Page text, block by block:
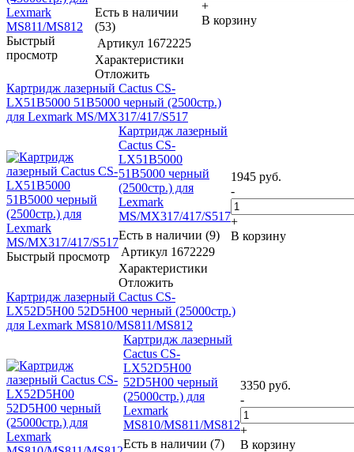
Быстрый
просмотр
Есть в наличии
(53)
Артикул 1672225
Характеристики
Отложить
+
В корзину
Картридж лазерный Cactus CS-
LX51B5000 51B5000 черный (2500стр.)
для Lexmark MS/MX317/417/S517
Быстрый просмотр
Картридж лазерный
Cactus CS-
LX51B5000
51B5000 черный
(2500стр.) для
Lexmark
MS/MX317/417/S517
Есть в наличии (9)
Артикул 1672229
Характеристики
Отложить
1945 руб.
-
+
В корзину
Картридж лазерный Cactus CS-
LX52D5H00 52D5H00 черный (25000стр.)
для Lexmark MS810/MS811/MS812
Картридж лазерный
Cactus CS-
LX52D5H00
52D5H00 черный
(25000стр.) для
Lexmark
MS810/MS811/MS812
Есть в наличии (7)
3350 руб.
-
+
В корзину